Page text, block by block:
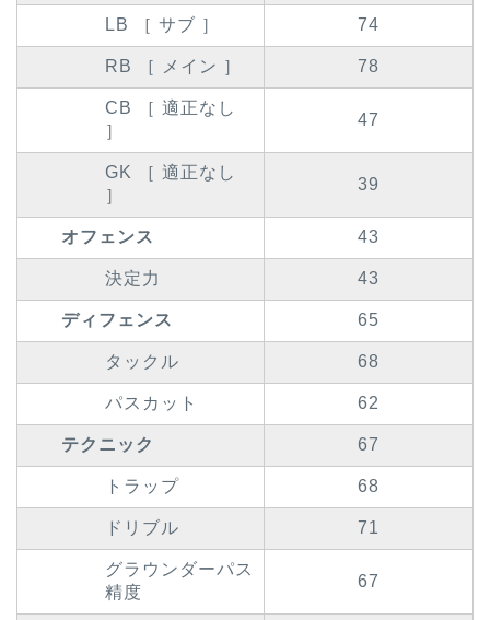
LB ［ サブ ］ 74
RB ［ メイン ］ 78
CB ［ 適正なし
］
47
GK ［ 適正なし
］
39
オフェンス 43
決定力 43
ディフェンス 65
タックル 68
パスカット 62
テクニック 67
トラップ 68
ドリブル 71
グラウンダーパス
精度
67